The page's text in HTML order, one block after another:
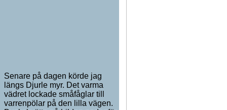
Senare på dagen körde jag
längs Djurle myr. Det varma
vädret lockade småfåglar till
varrenpölar på den lilla vägen.